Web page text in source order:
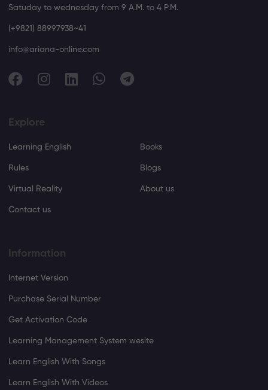
Satuday to wednesday from 9 A.M. to 4 P.M.
(+9821) 88997938~41
info@ariana-online.com
Explore
Learning English Books
Rules Blogs
Virtual Reality About us
Contact us
Information
Internet Version
Purchase Serial Number
Get Activation Code
Learning Management System wesite
Learn English With Songs
Learn English With Videos